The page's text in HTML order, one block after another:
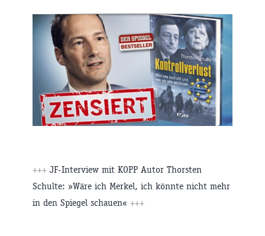
+++ JF-Interview mit KOPP Autor Thorsten
Schulte: »Wäre ich Merkel, ich könnte nicht mehr
in den Spiegel schauen« +++